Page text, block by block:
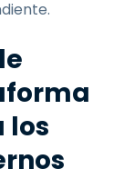
los